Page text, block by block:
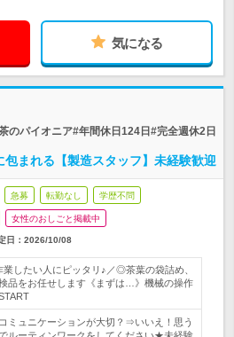
気になる
のパイオニア#年間休日124日#完全週休2日
まれる【製造スタッフ】未経験歓迎
急募 転勤なし 学歴不問
女性のおしごと掲載中
日： 2026/10/08
業したい人にピッタリ♪／◎茶葉の袋詰め、
品をお任せします《まずは…》機械の操作
ミュニケーションが大切？⇒いいえ！思う
ルーティンワークをしてください★未経験